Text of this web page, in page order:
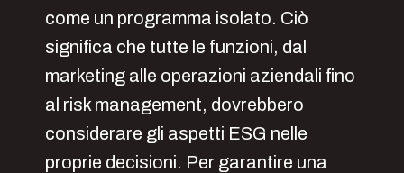
come un programma isolato. Ciò
significa che tutte le funzioni, dal
marketing alle operazioni aziendali fino
al risk management, dovrebbero
considerare gli aspetti ESG nelle
proprie decisioni. Per garantire una